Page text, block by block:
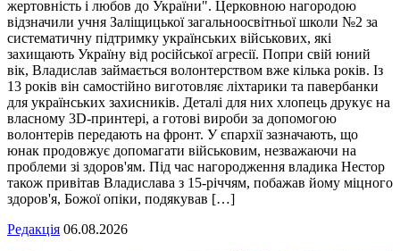
жертовність і любов до України". Церковною нагородою
відзначили учня Заліщицької загальноосвітньої школи №2 за
систематичну підтримку українських військових, які
захищають Україну від російської агресії. Попри свій юний
вік, Владислав займається волонтерством вже кілька років. Із
13 років він самостійно виготовляє ліхтарики та павербанки
для українських захисників. Деталі для них хлопець друкує на
власному 3D-принтері, а готові вироби за допомогою
волонтерів передають на фронт. У єпархії зазначають, що
юнак продовжує допомагати військовим, незважаючи на
проблеми зі здоров'ям. Під час нагородження владика Нестор
також привітав Владислава з 15-річчям, побажав йому міцного
здоров'я, Божої опіки, подякував […]
Редакція 06.08.2026